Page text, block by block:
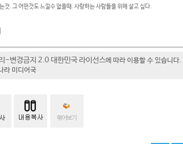
것. 그 어떤것도 느낄수 없을때. 사랑하는 사람들을 위해 살고 싶다.
-변경금지 2.0 대한민국 라이선스에 따라 이용할 수 있습니다.
미디어국